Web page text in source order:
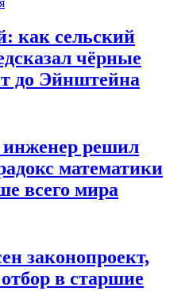
как сельский
чёрные
до Эйнштейна
инженер решил
математики
всего мира
законопроект,
в старшие